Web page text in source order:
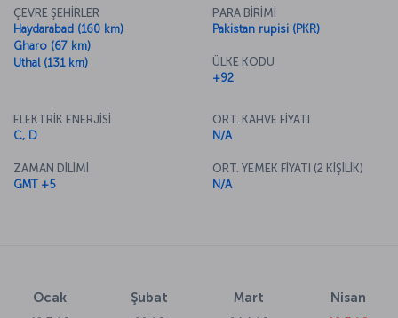
ÇEVRE ŞEHİRLER
Haydarabad (160 km)
Gharo (67 km)
Uthal (131 km)
PARA BİRİMİ
Pakistan rupisi (PKR)
ÜLKE KODU
+92
ELEKTRİK ENERJİSİ
C, D
ZAMAN DİLİMİ
GMT +5
ORT. KAHVE FİYATI
N/A
ORT. YEMEK FİYATI (2 KİŞİLİK)
N/A
Ocak Şubat Mart Nisan